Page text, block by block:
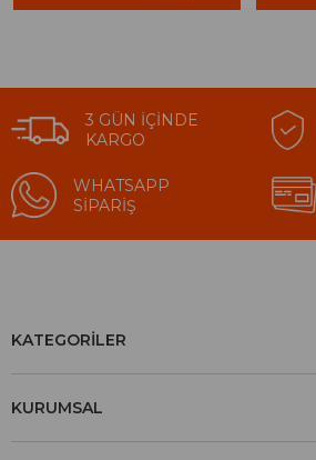
3 GÜN İÇINDE
KARGO
WHATSAPP
SIPARIŞ
KATEGORİLER
KURUMSAL